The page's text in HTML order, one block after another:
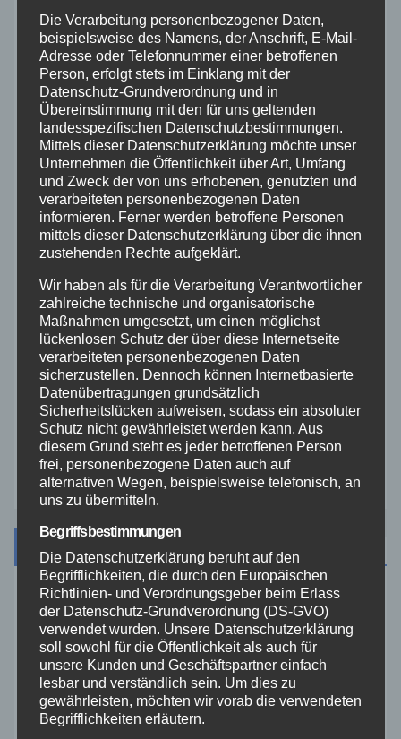
Mayen-Koblenz
Neuwied
Polizei
Rettungsdienst
Rhein-Lahn
THW
Veranstaltungen
Video
Westerwald
Zoll
August 2026
Juli 2026
Juni 2026
Die Verarbeitung personenbezogener Daten,
beispielsweise des Namens, der Anschrift, E-Mail-
Adresse oder Telefonnummer einer betroffenen
Person, erfolgt stets im Einklang mit der
Datenschutz-Grundverordnung und in
Übereinstimmung mit den für uns geltenden
landesspezifischen Datenschutzbestimmungen.
Mittels dieser Datenschutzerklärung möchte unser
Unternehmen die Öffentlichkeit über Art, Umfang
und Zweck der von uns erhobenen, genutzten und
verarbeiteten personenbezogenen Daten
informieren. Ferner werden betroffene Personen
mittels dieser Datenschutzerklärung über die ihnen
zustehenden Rechte aufgeklärt.
Wir haben als für die Verarbeitung Verantwortlicher
zahlreiche technische und organisatorische
Maßnahmen umgesetzt, um einen möglichst
lückenlosen Schutz der über diese Internetseite
verarbeiteten personenbezogenen Daten
sicherzustellen. Dennoch können Internetbasierte
Datenübertragungen grundsätzlich
Sicherheitslücken aufweisen, sodass ein absoluter
Schutz nicht gewährleistet werden kann. Aus
diesem Grund steht es jeder betroffenen Person
frei, personenbezogene Daten auch auf
alternativen Wegen, beispielsweise telefonisch, an
uns zu übermitteln.
Begriffsbestimmungen
Die Datenschutzerklärung beruht auf den
Begrifflichkeiten, die durch den Europäischen
Richtlinien- und Verordnungsgeber beim Erlass
der Datenschutz-Grundverordnung (DS-GVO)
verwendet wurden. Unsere Datenschutzerklärung
soll sowohl für die Öffentlichkeit als auch für
unsere Kunden und Geschäftspartner einfach
lesbar und verständlich sein. Um dies zu
gewährleisten, möchten wir vorab die verwendeten
Begrifflichkeiten erläutern.